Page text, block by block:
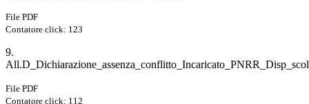
File PDF
Contatore click: 123
9.
File PDF
Contatore click: 112